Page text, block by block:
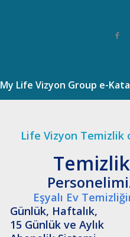
My Life Vizyon Group e-
Life Vizyon Temizlik
Temizlik
Eşyalı Ev
Günlük, Haftalık,
15 Günlük ve Aylık